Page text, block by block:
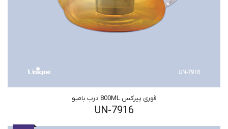
قوری پیرکس 800ML درب بامبو
UN-7916